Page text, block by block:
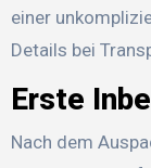
einer
Details bei
Erste
Nach dem